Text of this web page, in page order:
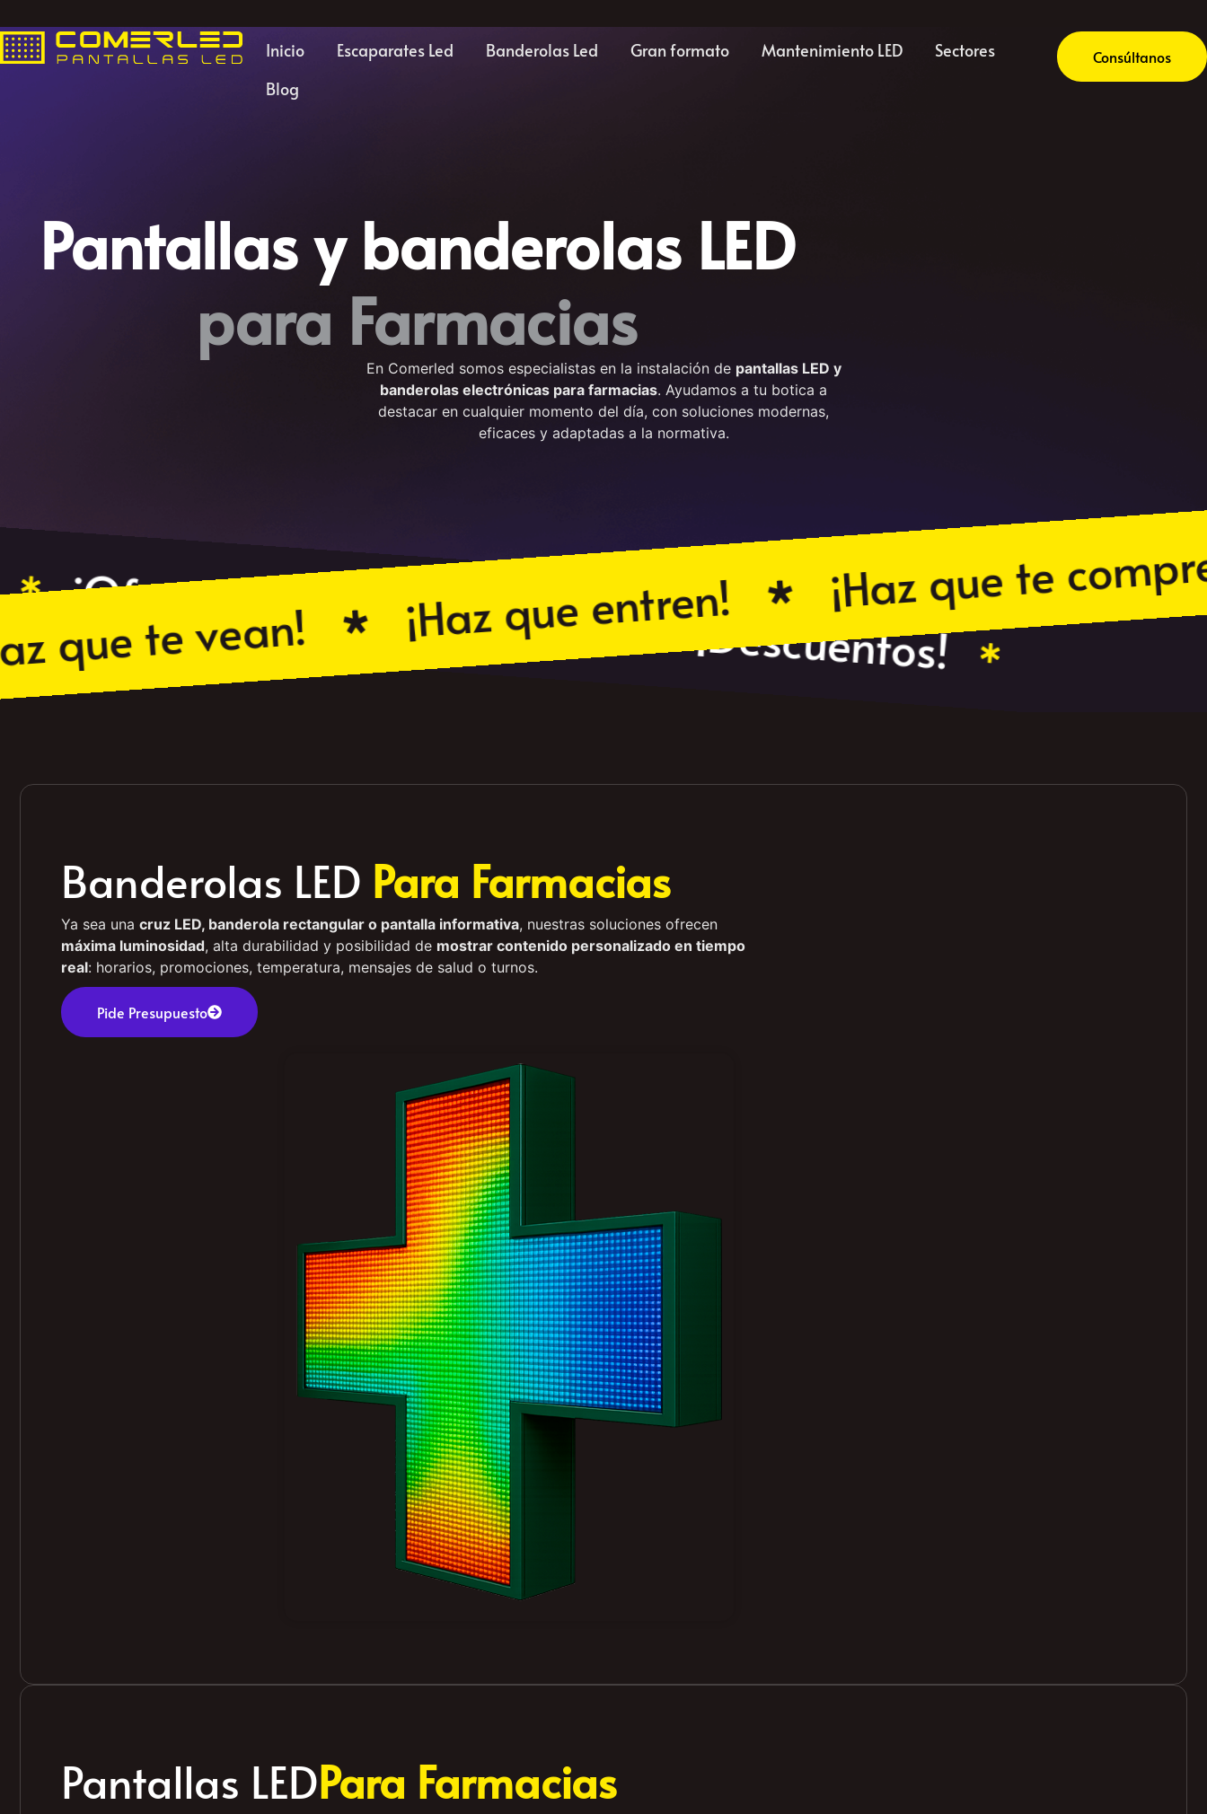
Inicio Escaparates Led Banderolas Led Gran formato Mantenimiento LED
Sectores
Blog
Consúltanos
Pantallas y banderolas LED
paraFarmaci
En Comerled somos especialistas en la instalación de pantallas LED y
banderolas electrónicas para farmacias. Ayudamos a tu botica a
destacar en cualquier momento del día, con soluciones modernas,
eficaces y adaptadas a la normativa.
¡Ofertas! ¡Promociones! ¡Descuentos!
te vean! ¡Haz que entren! ¡Haz que te compren!
Banderolas LED Para Farmacias
Ya sea una cruz LED, banderola rectangular o pantalla informativa, nuestras soluciones ofrecen
máxima luminosidad, alta durabilidad y posibilidad de mostrar contenido personalizado en tiempo
real: horarios, promociones, temperatura, mensajes de salud o turnos.
Pide Presupuesto
Pantallas LEDPara Farmacias